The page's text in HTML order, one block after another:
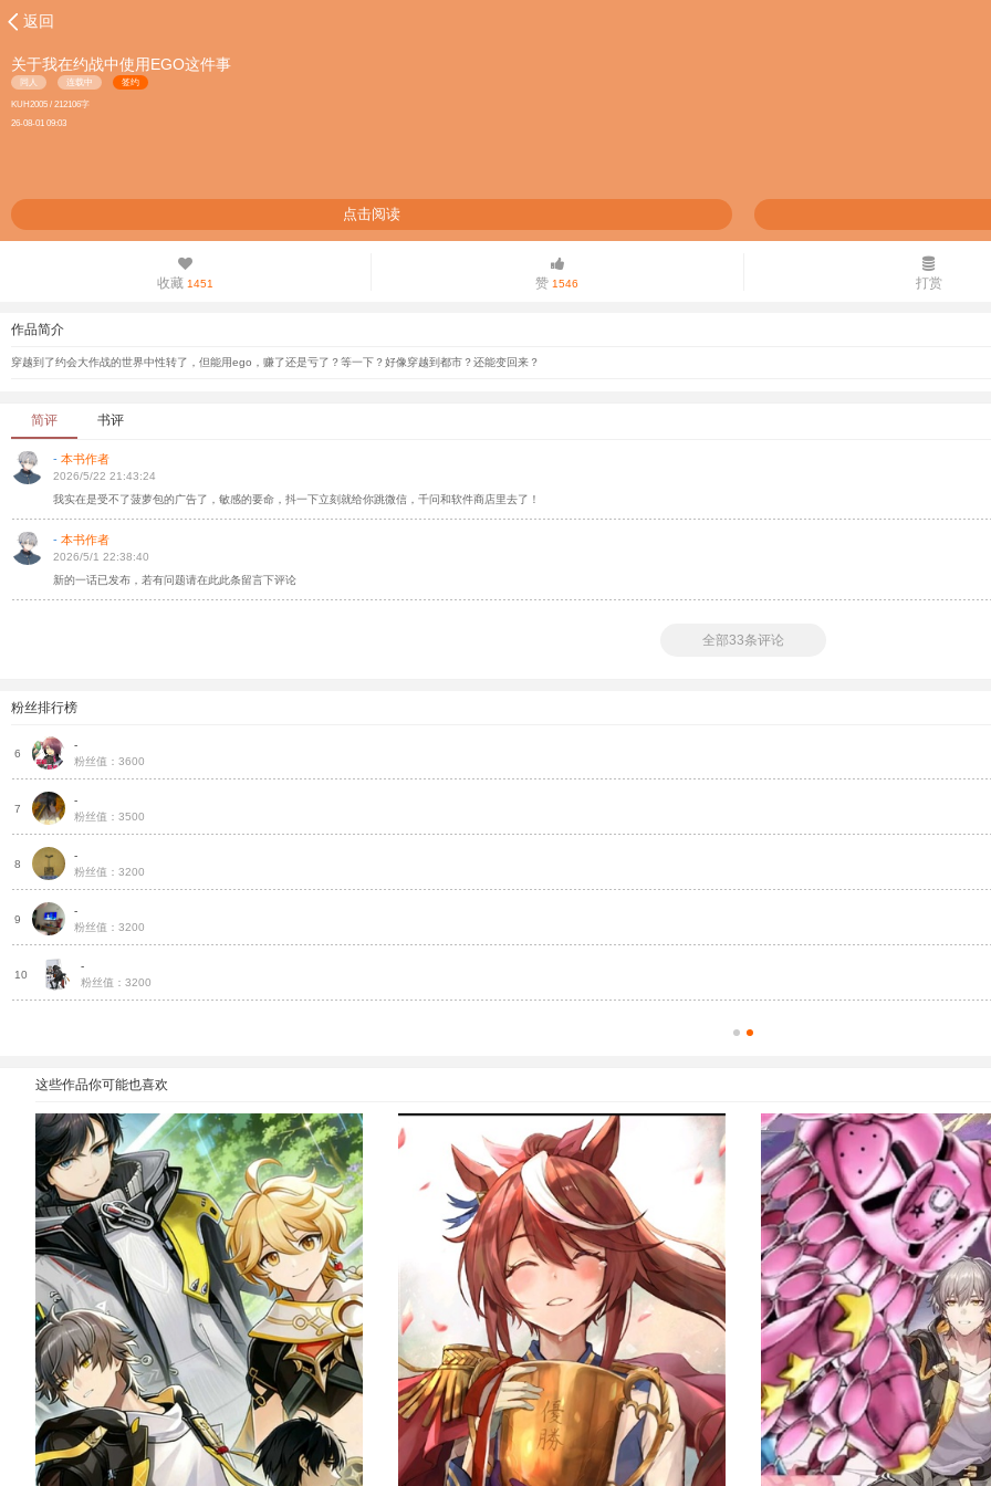
返回
关于我在约战中使用EGO这件事
同人 连载中 签约
KUH2005 / 212106字
26-08-01 09:03
点击阅读
收藏 1451 赞 1546 打赏
作品简介
穿越到了约会大作战的世界中性转了，但能用ego，赚了还是亏了？等一下？好像穿越到都市？还能变回来？
简评 书评
- 本书作者
2026/5/22 21:43:24
我实在是受不了菠萝包的广告了，敏感的要命，抖一下立刻就给你跳微信，千问和软件商店里去了！
- 本书作者
2026/5/1 22:38:40
新的一话已发布，若有问题请在此此条留言下评论
全部33条评论
粉丝排行榜
6
-
粉丝值：3600
7
-
粉丝值：3500
8
-
粉丝值：3200
9
-
粉丝值：3200
10
-
粉丝值：3200
这些作品你可能也喜欢